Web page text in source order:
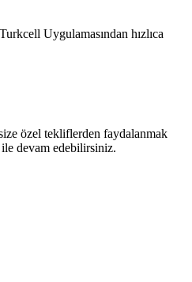
Uygulamasından hızlıca
özel tekliflerden faydalanmak
devam edebilirsiniz.